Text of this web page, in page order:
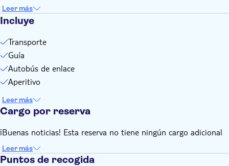
Leer más
Incluye
Transporte
Guía
Autobús de enlace
Aperitivo
Leer más
Cargo por reserva
¡Buenas noticias! Esta reserva no tiene ningún cargo adicional
Leer más
Puntos de recogida